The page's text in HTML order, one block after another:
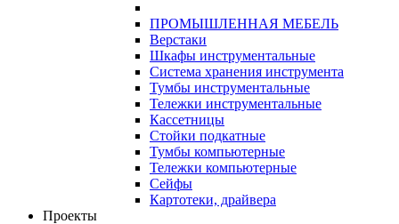
ПРОМЫШЛЕННАЯ МЕБЕЛЬ
Верстаки
Шкафы инструментальные
Система хранения инструмента
Тумбы инструментальные
Тележки инструментальные
Кассетницы
Стойки подкатные
Тумбы компьютерные
Тележки компьютерные
Сейфы
Картотеки, драйвера
Проекты